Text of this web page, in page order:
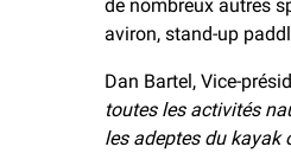
de nombreux autres
aviron, stand-up
Dan Bartel, Vice-
toutes les activités
les adeptes du kayak